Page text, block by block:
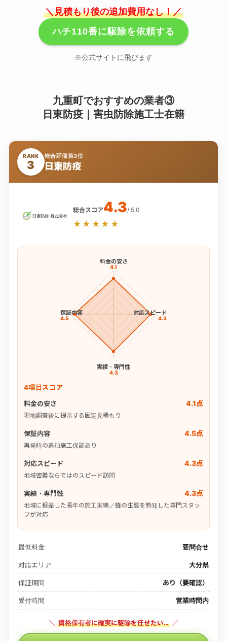
＼見積もり後の追加費用なし！／
ハチ110番に駆除を依頼する
※公式サイトに飛びます
九重町でおすすめの業者③
日東防疫｜害虫防除施工士在籍
RANK
3
総合評価第3位
日東防疫
総合スコア4.3/ 5.0
★★★★★
料金の安さ
4.1
対応スピード
4.3
実績・専門性
4.3
保証内容
4.5
4項目スコア
料金の安さ
4.1点
現地調査後に提示する固定見積もり
保証内容 4.5点
再発時の追加施工保証あり
対応スピード 4.3点
地域密着ならではのスピード訪問
実績・専門性 4.3点
地域に根差した長年の施工実績／蜂の生態を熟知した専門スタッ
フが対応
最低料金 要問合せ
対応エリア 大分県
保証期間 あり（要確認）
受付時間 営業時間内
＼ 資格保有者に確実に駆除を任せたい… ／